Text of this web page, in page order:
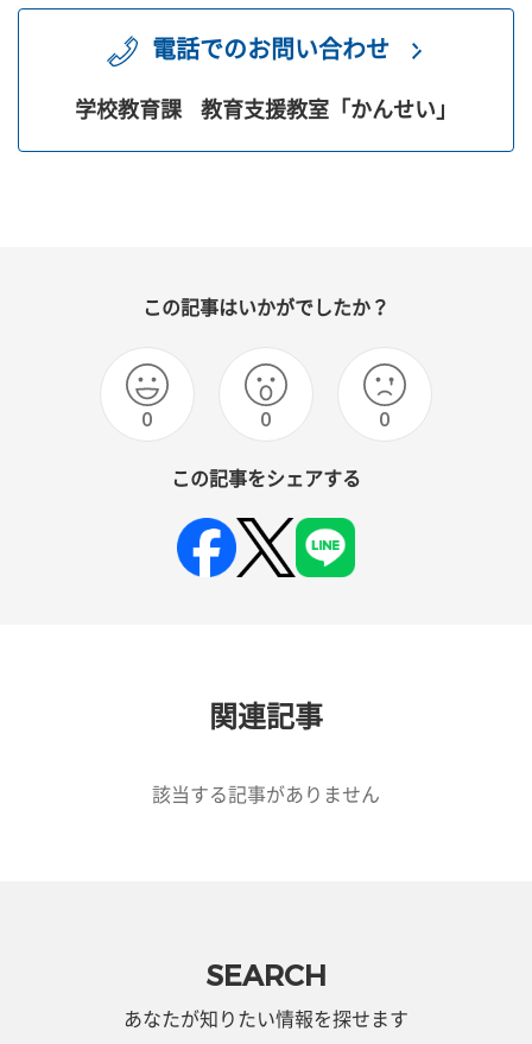
電話でのお問い合わせ
学校教育課 教育支援教室「かんせい」
この記事はいかがでしたか？
0 0 0
この記事をシェアする
関連記事
該当する記事がありません
SEARCH
あなたが知りたい情報を探せます